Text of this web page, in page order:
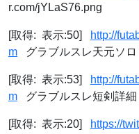
r.com/jYLaS76.png
[取得: 表示:50]
http://
m グラブルスレ天元ソロ
[取得: 表示:53]
http://
m グラブルスレ短剣詳細
[取得: 表示:20]
https://